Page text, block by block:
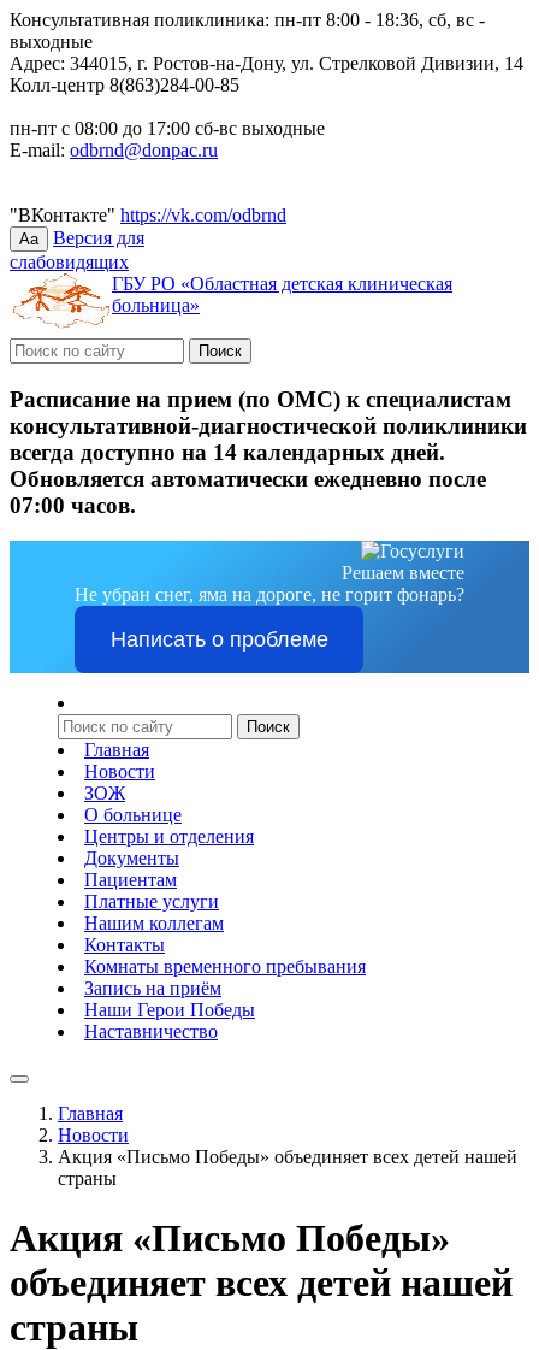
Консультативная поликлиника: пн-пт 8:00 - 18:36, сб, вс -
выходные
Адрес: 344015, г. Ростов-на-Дону, ул. Стрелковой Дивизии, 14
Колл-центр 8(863)284-00-85
пн-пт с 08:00 до 17:00 сб-вс выходные
E-mail: odbrnd@donpac.ru
"ВКонтакте" https://vk.com/odbrnd
Aa
Версия для
слабовидящих
ГБУ РО «Областная детская клиническая
больница»
Расписание на прием (по ОМС) к специалистам
консультативной-диагностической поликлиники
всегда доступно на 14 календарных дней.
Обновляется автоматически ежедневно после
07:00 часов.
Решаем вместе
Не убран снег, яма на дороге, не горит фонарь?
Написать о проблеме
Главная
Новости
ЗОЖ
О больнице
Центры и отделения
Документы
Пациентам
Платные услуги
Нашим коллегам
Контакты
Комнаты временного пребывания
Запись на приём
Наши Герои Победы
Наставничество
Главная
Новости
Акция «Письмо Победы» объединяет всех детей нашей
страны
Акция «Письмо Победы»
объединяет всех детей нашей
страны